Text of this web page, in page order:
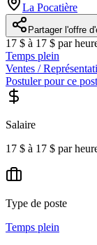
La Pocatière
Partager l'offre
17 $ à 17 $ par
Temps plein
Ventes /
Postuler pour ce
Salaire
17 $ à 17 $ par
Type de poste
Temps plein